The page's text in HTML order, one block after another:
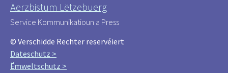
Äerzbistum Lëtzebuerg
Service Kommunikatioun a Press
© Verschidde Rechter reservéiert
Dateschutz >
Ëmweltschutz >